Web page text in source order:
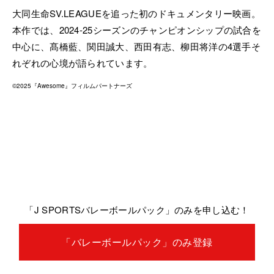
大同生命SV.LEAGUEを追った初のドキュメンタリー映画。
本作では、2024-25シーズンのチャンピオンシップの試合を
中心に、髙橋藍、関田誠大、西田有志、柳田将洋の4選手そ
れぞれの心境が語られています。
©︎2025『Awesome』フィルムパートナーズ
「J SPORTSバレーボールパック」のみを申し込む！
「バレーボールパック」のみ登録